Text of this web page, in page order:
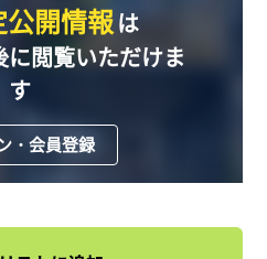
開情報は
閲覧いただけま
す
・会員登録